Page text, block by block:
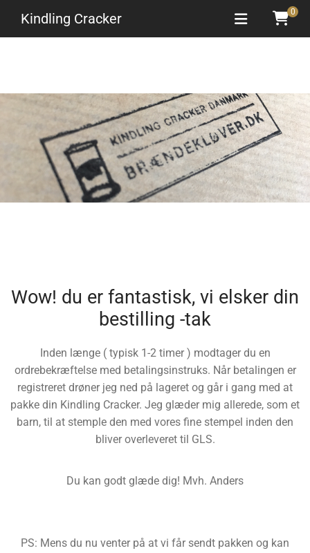
Kindling Cracker
Wow! du er fantastisk, vi elsker din
bestilling -tak
Inden længe ( typisk 1-2 timer ) modtager du en
ordrebekræftelse med betalingsinstruks. Når betalingen er
registreret drøner jeg ned på lageret og går i gang med at
pakke din Kindling Cracker. Jeg glæder mig allerede, som et
barn, til at stemple den med vores fine stempel inden den
bliver overleveret til GLS.
Du kan godt glæde dig! Mvh. Anders
PS: Mens du nu venter på at vi får sendt pakken og kan